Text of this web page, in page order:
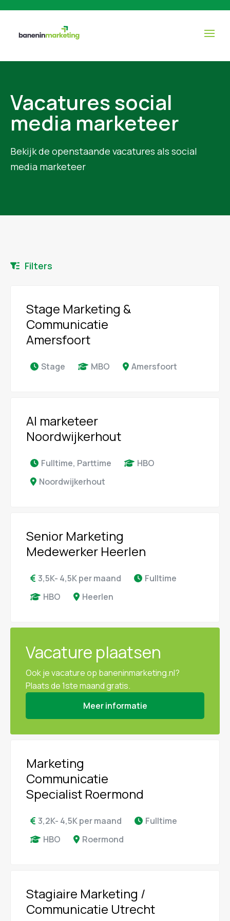
Vacatures social
media marketeer
Bekijk de openstaande vacatures als social
media marketeer
Filters
Stage Marketing &
Communicatie
Amersfoort
Stage MBO Amersfoort
AI marketeer
Noordwijkerhout
Fulltime, Parttime
HBO
Noordwijkerhout
Senior Marketing
Medewerker Heerlen
3,5K- 4,5K per maand
Fulltime
HBO
Heerlen
Vacature plaatsen
Ook je vacature op baneninmarketing.nl?
Plaats de 1ste maand gratis.
Meer informatie
Marketing
Communicatie
Specialist Roermond
3,2K- 4,5K per maand
Fulltime
HBO
Roermond
Stagiaire Marketing /
Communicatie Utrecht